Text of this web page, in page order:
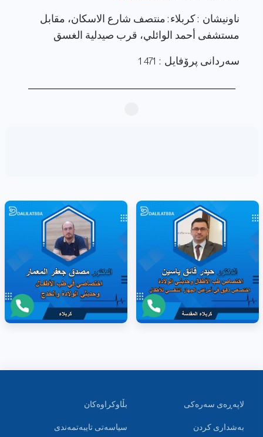
ناونيشان : كربلاء: منتصف شارع الاسكان، مقابل
مستشفى أحمد الوائلي، قرب صيدلية الغسق
سەردانی پرۆفایل : 1471
لاپەڕەی سەرەکی
بەشداری کردن
بڵاوکراوەکان
سیاسەتی تایبەتمەندی